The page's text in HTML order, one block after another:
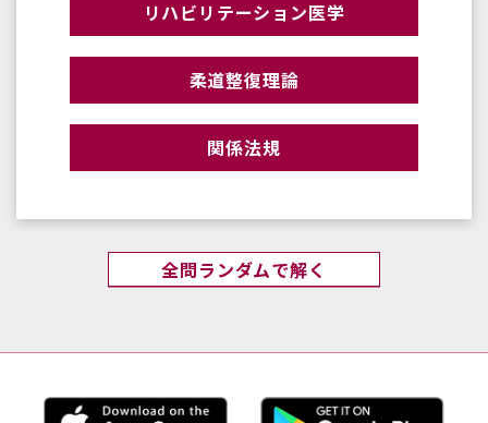
リハビリテーション医学
柔道整復理論
関係法規
全問ランダムで解く